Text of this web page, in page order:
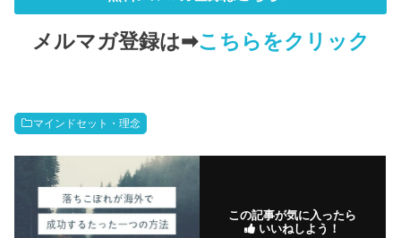
メルマガ登録は➡こちらをクリック
マインドセット・理念
この記事が気に入ったら
いいねしよう！